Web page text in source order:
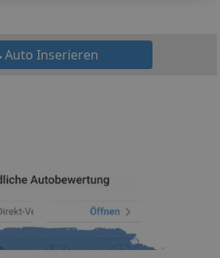
Auto Inserieren